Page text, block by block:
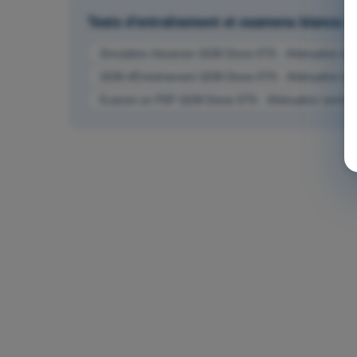
Tests d'entraînement et examens blancs
Simulation d'examen QCM Drone STS - Atténuation
QCM d'Entraînement QCM Drone STS - Atténuation